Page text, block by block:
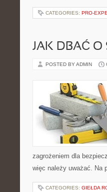
CATEGORIES: PRO-
JAK DBAĆ O
POSTED BY ADMIN
zagrożeniem dla
więc należy uważać. Na
CATEGORIES: GIEŁDA